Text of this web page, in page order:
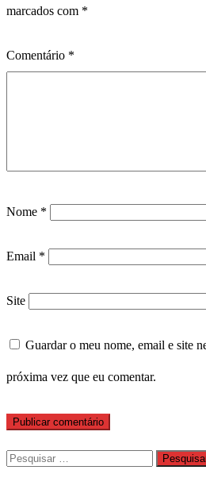
marcados com *
Comentário *
Nome *
Email *
Site
Guardar o meu nome, email e site
próxima vez que eu comentar.
Pesquisar
por: